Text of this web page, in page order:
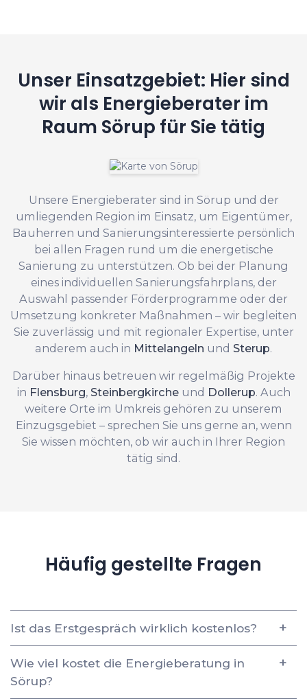
Unser Einsatzgebiet: Hier sind
wir als Energieberater im
Raum Sörup für Sie tätig
Unsere Energieberater sind in Sörup und der
umliegenden Region im Einsatz, um Eigentümer,
Bauherren und Sanierungsinteressierte persönlich
bei allen Fragen rund um die energetische
Sanierung zu unterstützen. Ob bei der Planung
eines individuellen Sanierungsfahrplans, der
Auswahl passender Förderprogramme oder der
Umsetzung konkreter Maßnahmen – wir begleiten
Sie zuverlässig und mit regionaler Expertise, unter
anderem auch in Mittelangeln und Sterup.
Darüber hinaus betreuen wir regelmäßig Projekte
in Flensburg, Steinbergkircheund Dollerup. Auch
weitere Orte im Umkreis gehören zu unserem
Einzugsgebiet – sprechen Sie uns gerne an, wenn
Sie wissen möchten, ob wir auch in Ihrer Region
tätig sind.
Häufig gestellte Fragen
Ist das Erstgespräch wirklich kostenlos?
Wie viel kostet die Energieberatung in
Sörup?